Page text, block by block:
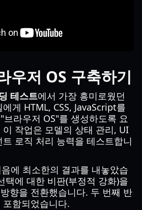
우저 OS 구축하기
테스트에서 가장 흥미로웠던
게 HTML, CSS, JavaScript를
라우저 OS"를 생성하도록 요
작업은 모델의 상태 관리, UI
로직 처리 능력을 테스트합니
에 최소한의 결과를 내놓았습
택에 대한 비판(부정적 강화)을
향을 전환했습니다. 두 번째 반
함되었습니다.